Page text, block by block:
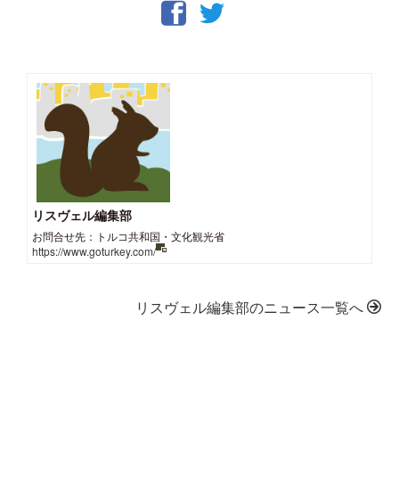
リスヴェル編集部
お問合せ先：トルコ共和国・文化観光省
https://www.goturkey.com/
リスヴェル編集部のニュース一覧へ